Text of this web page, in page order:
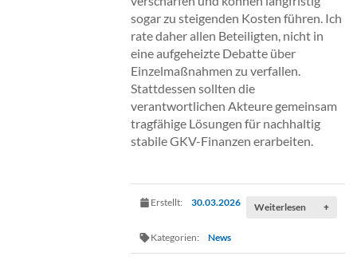
sogar zu steigenden Kosten führen. Ich
rate daher allen Beteiligten, nicht in
eine aufgeheizte Debatte über
Einzelmaßnahmen zu verfallen.
Stattdessen sollten die
verantwortlichen Akteure gemeinsam
tragfähige Lösungen für nachhaltig
stabile GKV-Finanzen erarbeiten.
Erstellt: 30.03.2026
Kategorien: News
Weiterlesen +